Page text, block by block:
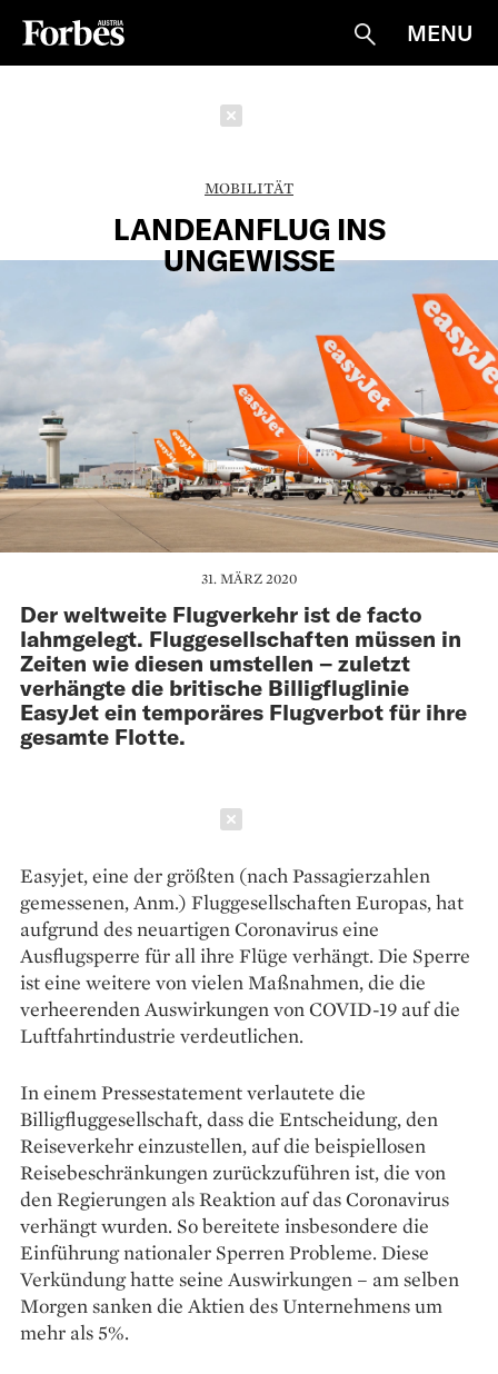
Suche
MENU
MOBILITÄT
LANDEANFLUG INS
UNGEWISSE
31. MÄRZ 2020
Der weltweite Flugverkehr ist de facto
lahmgelegt. Fluggesellschaften müssen in
Zeiten wie diesen umstellen – zuletzt
verhängte die britische Billigfluglinie
EasyJet ein temporäres Flugverbot für ihre
gesamte Flotte.
Easyjet, eine der größten (nach Passagierzahlen
gemessenen, Anm.) Fluggesellschaften Europas, hat
aufgrund des neuartigen Coronavirus eine
Ausflugsperre für all ihre Flüge verhängt. Die Sperre
ist eine weitere von vielen Maßnahmen, die die
verheerenden Auswirkungen von COVID-19 auf die
Luftfahrtindustrie verdeutlichen.
In einem Pressestatement verlautete die
Billigfluggesellschaft, dass die Entscheidung, den
Reiseverkehr einzustellen, auf die beispiellosen
Reisebeschränkungen zurückzuführen ist, die von
den Regierungen als Reaktion auf das Coronavirus
verhängt wurden. So bereitete insbesondere die
Einführung nationaler Sperren Probleme. Diese
Verkündung hatte seine Auswirkungen – am selben
Morgen sanken die Aktien des Unternehmens um
mehr als 5%.